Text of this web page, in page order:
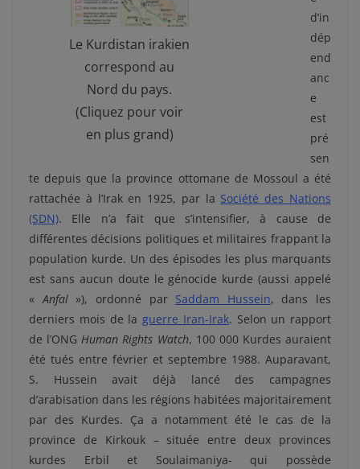
Le Kurdistan irakien
correspond au
Nord du pays.
(Cliquez pour voir
en plus grand)
d’in
dép
end
anc
e
est
pré
sen
te depuis que la province ottomane de Mossoul a été
rattachée à l’Irak en 1925, par la Société des Nations
(SDN). Elle n’a fait que s’intensifier, à cause de
différentes décisions politiques et militaires frappant la
population kurde. Un des épisodes les plus marquants
est sans aucun doute le génocide kurde (aussi appelé
«Anfal»), ordonné par Saddam Hussein, dans les
derniers mois de la guerre Iran-Irak. Selon un rapport
de l’ONGHuman Rights Watch, 100 000 Kurdes auraient
été tués entre février et septembre 1988. Auparavant,
S. Hussein avait déjà lancé des campagnes
d’arabisation dans les régions habitées majoritairement
par des Kurdes. Ça a notamment été le cas de la
province de Kirkouk – située entre deux provinces
kurdes Erbil et Soulaimaniya- qui possède